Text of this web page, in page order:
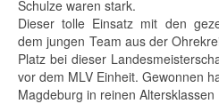
Schulze waren stark.
Dieser tolle Einsatz mit den
dem jungen Team aus der
Platz bei dieser
vor dem MLV Einheit. Gewonnen
Magdeburg in reinen Altersklassen